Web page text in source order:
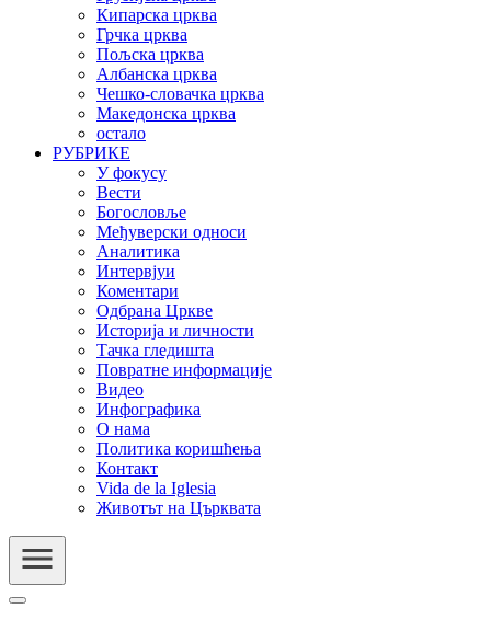
Кипарска црква
Грчка црква
Пољска црква
Албанска црква
Чешко-словачка црква
Македонска црква
остало
РУБРИКЕ
У фокусу
Вести
Богословље
Међуверски односи
Аналитика
Интервјуи
Коментари
Одбрана Цркве
Историја и личности
Тачка гледишта
Повратне информације
Видео
Инфографика
О нама
Политика коришћења
Контакт
Vida de la Iglesia
Животът на Църквата